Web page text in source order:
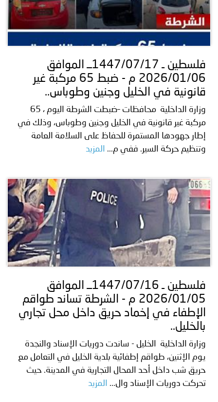
فلسطين ـ 1447/07/17ــ الموافق
2026/01/06 م - ضبط 65 مركبة غير
قانونية في الخليل وجنين وطوباس..
وزارة الداخلية محافظات –ضبطت الشرطة اليوم ، 65
مركبة غير قانونية في الخليل وجنين وطوباس، وذلك في
إطار جهودها المستمرة للحفاظ على السلامة العامة
وتنظيم حركة السير. ففي م...
المزيد
فلسطين ـ 1447/07/16ــ الموافق
2026/01/05 م - الشرطة تساند طواقم
الإطفاء في إخماد حريق داخل محل تجاري
بالخليل..
وزارة الداخلية الخليل - ساندت دوريات الإسناد والنجدة
يوم الإثنين، طواقم إطفائية بلدية الخليل في التعامل مع
حريق شب داخل أحد المحال التجارية في المدينة. حيث
تحركت دوريات الإسناد وال...
المزيد